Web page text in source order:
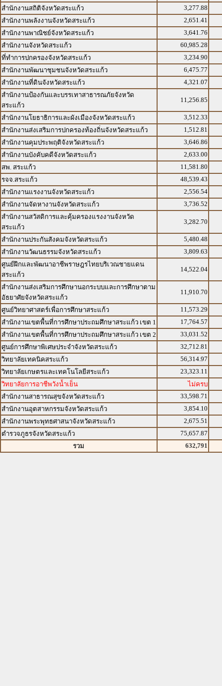
สำนักงานสถิติจังหวัดสระแก้ว
3,277.88
สำนักงานพลังงานจังหวัดสระแก้ว
2,651.41
สำนักงานพาณิชย์จังหวัดสระแก้ว
3,641.76
สำนักงานจังหวัดสระแก้ว
60,985.28
ที่ทำการปกครองจังหวัดสระแก้ว
3,234.90
สำนักงานพัฒนาชุมชนจังหวัดสระแก้ว
6,475.77
สำนักงานที่ดินจังหวัดสระแก้ว
4,321.07
สำนักงานป้องกันและบรรเทาสาธารณภัยจังหวัด
สระแก้ว
11,256.85
สำนักงานโยธาธิการและผังเมืองจังหวัดสระแก้ว
3,512.33
สำนักงานส่งเสริมการปกครองท้องถิ่นจังหวัดสระแก้ว
1,512.81
สำนักงานคุมประพฤติจังหวัดสระแก้ว
3,646.86
สำนักงานบังคับคดีจังหวัดสระแก้ว
2,633.00
สพ. สระแก้ว
11,581.80
รจจ.สระแก้ว
48,539.43
สำนักงานแรงงานจังหวัดสระแก้ว
2,556.54
สำนักงานจัดหางานจังหวัดสระแก้ว
3,736.52
สำนักงานสวัสดิการและคุ้มครองแรงงานจังหวัด
สระแก้ว
3,282.70
สำนักงานประกันสังคมจังหวัดสระแก้ว
5,480.48
สำนักงานวัฒนธรรมจังหวัดสระแก้ว
3,809.63
ศูนย์ฝึกและพัฒนาอาชีพราษฎรไทยบริเวณชายแดน
สระแก้ว
14,522.04
สำนักงานส่งเสริมการศึกษานอกระบบและการศึกษาตาม
อัธยาศัยจังหวัดสระแก้ว
11,910.70
ศูนย์วิทยาศาสตร์เพื่อการศึกษาสระแก้ว
11,573.29
สำนักงานเขตพื้นที่การศึกษาประถมศึกษาสระแก้ว เขต 1
17,764.57
สำนักงานเขตพื้นที่การศึกษาประถมศึกษาสระแก้ว เขต 2
33,031.52
ศูนย์การศึกษาพิเศษประจำจังหวัดสระแก้ว
32,712.81
วิทยาลัยเทคนิคสระแก้ว
56,314.97
วิทยาลัยเกษตรและเทคโนโลยีสระแก้ว
23,323.11
วิทยาลัยการอาชีพวังน้ำเย็น
ไม่ครบ
สำนักงานสาธารณสุขจังหวัดสระแก้ว
33,598.71
สำนักงานอุตสาหกรรมจังหวัดสระแก้ว
3,854.10
สำนักงานพระพุทธศาสนาจังหวัดสระแก้ว
2,675.51
ตำรวจภูธรจังหวัดสระแก้ว
75,657.87
รวม
632,791